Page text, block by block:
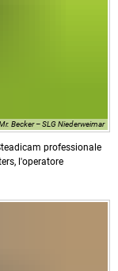
Becker – SLG Niederweimar
professionale
l'operatore